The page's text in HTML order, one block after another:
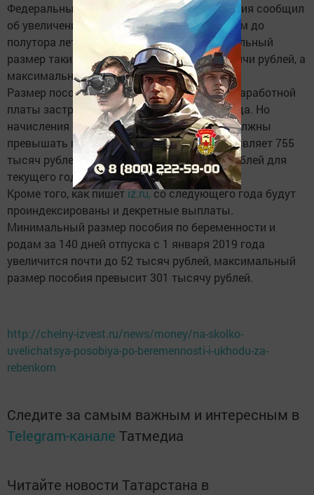
Федеральный фонд социального страхования сообщил
об увеличениях выплат по уходу за ребенком до
полутора лет. С 1 января 2019 года минимальный
размер таких пособий вырастет до 4,5 тысячи рублей, а
максимальный — до 26 тысяч рублей.
Размер пособия рассчитывают на основе заработной
платы застрахованного человека за два года. Но
начисления страховых взносов в ФСС не должны
превышать предельную базу, которая составляет 755
тысяч рублей для 2017 года и 815 тысяч рублей для
текущего года.
Кроме того, как пишетiz.ru,со следующего года будут
проиндексированы и декретные выплаты.
Минимальный размер пособия по беременности и
родам за 140 дней отпуска с 1 января 2019 года
увеличится почти до 52 тысяч рублей, максимальный
размер пособия превысит 301 тысячу рублей.
http://chelny-izvest.ru/news/money/na-skolko-
uvelichatsya-posobiya-po-beremennosti-i-ukhodu-za-
rebenkom
Следите за самым важным и интересным в
Telegram-канале Татмедиа
Читайте новости Татарстана в